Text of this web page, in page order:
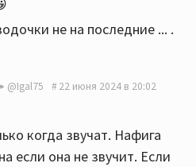
не на последние ... .
@Igal75 22 июня 2024 в 20:02
когда звучат. Нафига
если она не звучит. Если